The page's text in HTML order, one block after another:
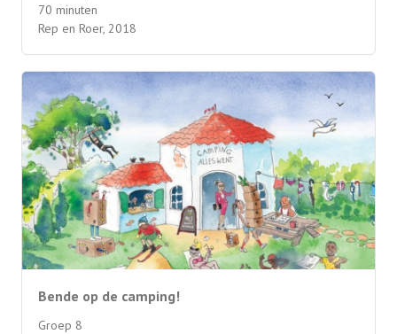
70 minuten
Rep en Roer, 2018
Bende op de camping!
Groep 8